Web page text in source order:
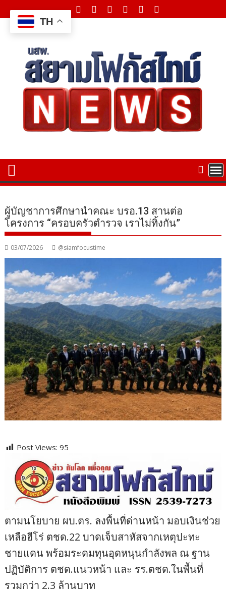
to
content
ผู้บัญชาการศึกษานำคณะ บรอ.13 สานต่อ
โครงการ “ครอบครัวตำรวจ เราไม่ทิ้งกัน”
03/07/2026 @siamfocustime
Post Views: 95
ตามนโยบาย ผบ.ตร. ลงพื้นที่ด่านหน้า มอบเงินช่วย
เหลือฮีโร่ ตชด.22 บาดเจ็บสาหัสจากเหตุปะทะ
ชายแดน พร้อมระดมทุนอุดหนุนกำลังพล ณ ฐาน
ปฏิบัติการ ตชด.แนวหน้า และ รร.ตชด.ในพื้นที่
รวมกว่า 2.3 ล้านบาท
TH